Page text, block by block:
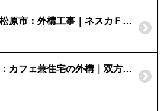
大阪府松原市：外構工事｜ネスカＦ｜２台用カーポート｜ポスティモ
広陵町：カフェ兼住宅の外構｜双方への動線を確保